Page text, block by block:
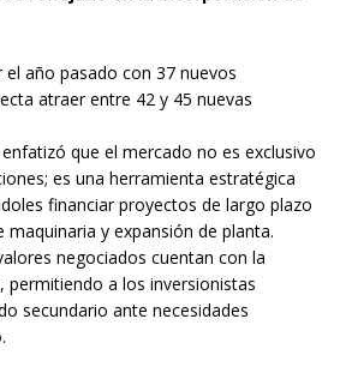
el año pasado con 37 nuevos
atraer entre 42 y 45 nuevas
que el mercado no es exclusivo
es una herramienta estratégica
financiar proyectos de largo plazo
y expansión de planta.
negociados cuentan con la
permitiendo a los inversionistas
secundario ante necesidades